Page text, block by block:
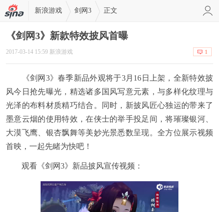
新浪游戏 剑网3 正文
《剑网3》新款特效披风首曝
2017-03-14 15:59 新浪游戏 1
《剑网3》春季新品外观将于3月16日上架，全新特效披
风今日抢先曝光，精选诸多国风写意元素，与多样化纹理与
光泽的布料材质精巧结合。同时，新披风匠心独运的带来了
墨意云烟的使用特效，在侠士的举手投足间，将璀璨银河、
大漠飞鹰、银杏飘舞等美妙光景悉数呈现。全方位展示视频
首映，一起先睹为快吧！
观看《剑网3》新品披风宣传视频：